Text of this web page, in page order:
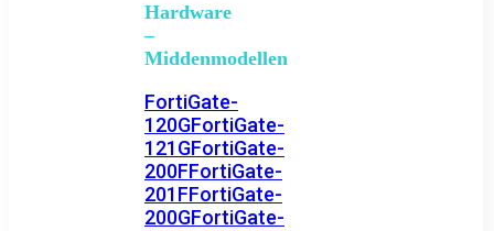
Hardware
–
Middenmodellen
FortiGate-
120GFortiGate-
121GFortiGate-
200FFortiGate-
201FFortiGate-
200GFortiGate-